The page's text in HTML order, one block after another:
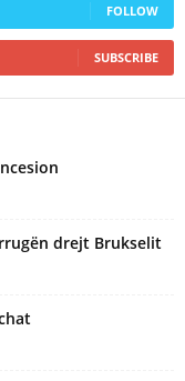
FOLLOW
SUBSCRIBE
drejt Brukselit